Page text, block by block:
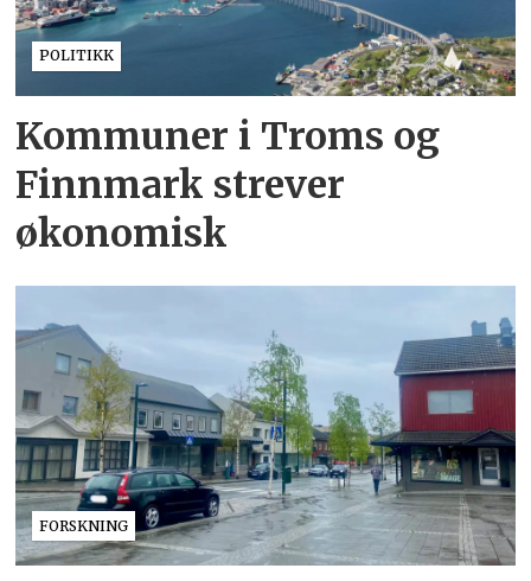
POLITIKK
Kommuner i Troms og
Finnmark strever
økonomisk
FORSKNING